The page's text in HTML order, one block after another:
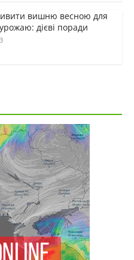
вишню весною для
дієві поради